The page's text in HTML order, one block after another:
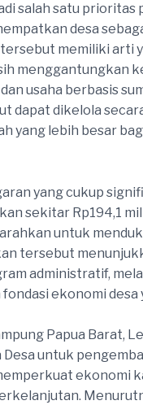
salah satu prioritas
desa
memiliki arti
menggantungkan
usaha berbasis
dapat dikelola
yang lebih besar
yang cukup
sekitar Rp194,1
untuk
tersebut
administratif,
ekonomi desa
Papua Barat,
Desa untuk
ekonomi